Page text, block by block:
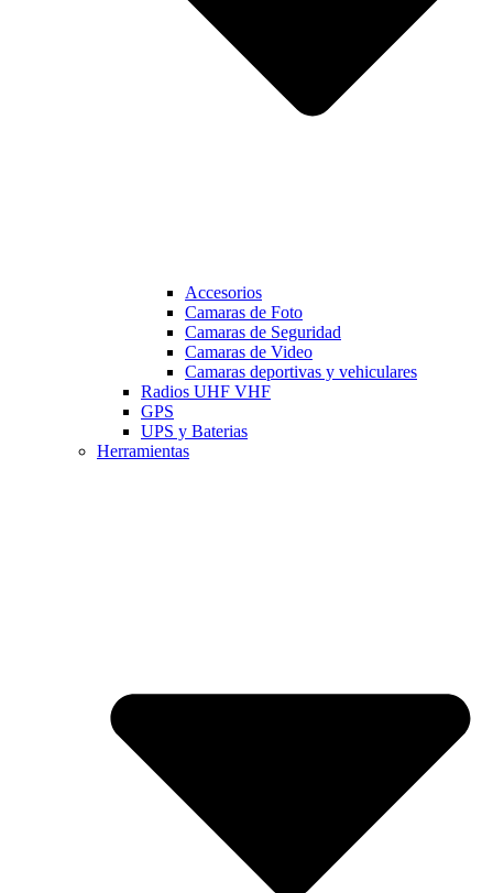
Accesorios
Camaras de Foto
Camaras de Seguridad
Camaras de Video
Camaras deportivas y vehiculares
Radios UHF VHF
GPS
UPS y Baterias
Herramientas